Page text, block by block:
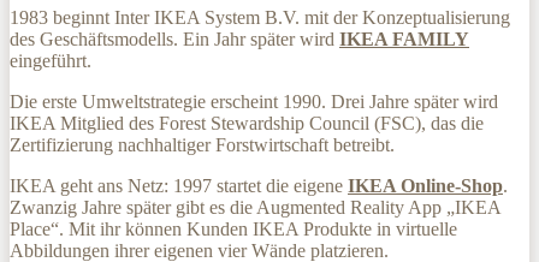
1983 beginnt Inter IKEA System B.V. mit der Konzeptualisierung
des Geschäftsmodells. Ein Jahr später wird IKEA FAMILY
eingeführt.
Die erste Umweltstrategie erscheint 1990. Drei Jahre später wird
IKEA Mitglied des Forest Stewardship Council (FSC), das die
Zertifizierung nachhaltiger Forstwirtschaft betreibt.
IKEA geht ans Netz: 1997 startet die eigene IKEA Online-Shop.
Zwanzig Jahre später gibt es die Augmented Reality App „IKEA
Place“. Mit ihr können Kunden IKEA Produkte in virtuelle
Abbildungen ihrer eigenen vier Wände platzieren.